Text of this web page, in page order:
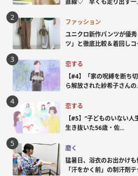
ファッション
ユニクロ新作パンツが優
ツ」と徹底比較＆着回しコ
恋する
【#4】「家の呪縛を断ち
ら解放された紗希子さんの
恋する
【#5】“子どものいない
生き抜いた56歳・佐...
磨く
猛暑日、浴衣のお出かけ
「汗をかく前」の制汗剤テ